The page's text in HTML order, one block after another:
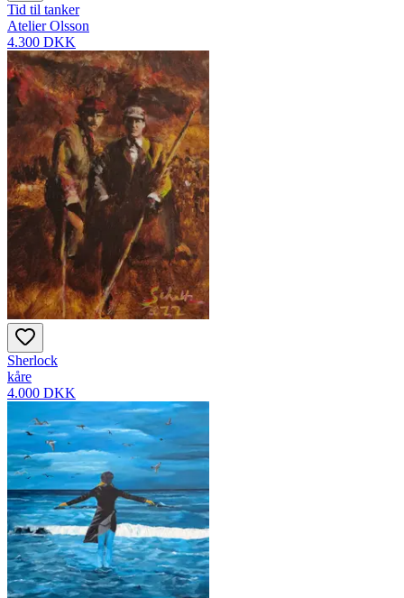
Tid til tanker
Atelier Olsson
4.300 DKK
Sherlock
kåre
4.000 DKK